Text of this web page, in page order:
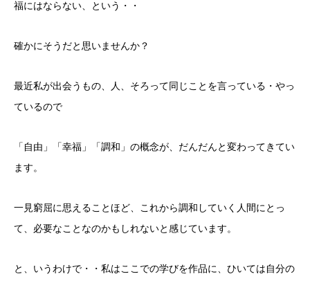
福にはならない、という・・
確かにそうだと思いませんか？
最近私が出会うもの、人、そろって同じことを言っている・やっ
ているので
「自由」「幸福」「調和」の概念が、だんだんと変わってきてい
ます。
一見窮屈に思えることほど、これから調和していく人間にとっ
て、必要なことなのかもしれないと感じています。
と、いうわけで・・私はここでの学びを作品に、ひいては自分の